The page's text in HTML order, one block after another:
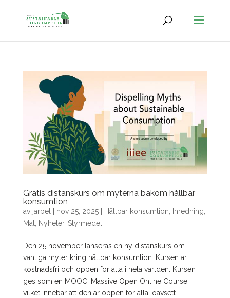
Gratis distanskurs om myterna bakom hållbar
konsumtion
av jarbel nov 25, 2025| Hållbar konsumtion Inredning
Mat, Nyheter, Styrmedel
Den 25 november lanseras en ny distanskurs om
vanliga myter kring hållbar konsumtion. Kursen är
kostnadsfri och öppen för alla i hela världen. Kursen
ges som en MOOC, Massive Open Online Course,
vilket innebär att den är öppen för alla, oavsett